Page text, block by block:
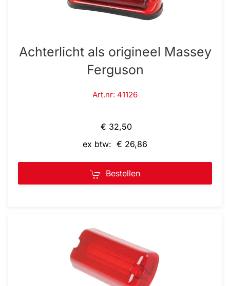
Achterlicht als origineel Massey
Ferguson
Art.nr: 41126
€ 32,50
ex btw: € 26,86
Bestellen